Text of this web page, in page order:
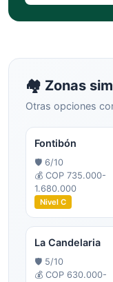
🏘️ Zonas
Otras opciones
Fontibón
🛡️ 6/10
💰 COP 735.000-
1.680.000
Nivel C
La Candelaria
🛡️ 5/10
💰 COP 630.000-